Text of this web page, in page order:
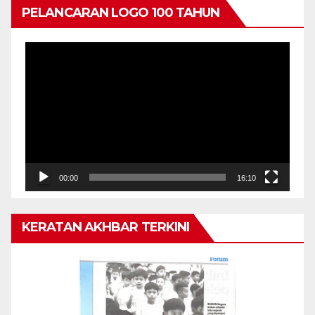
PELANCARAN LOGO 100 TAHUN
00:00 16:10
KERATAN AKHBAR TERKINI